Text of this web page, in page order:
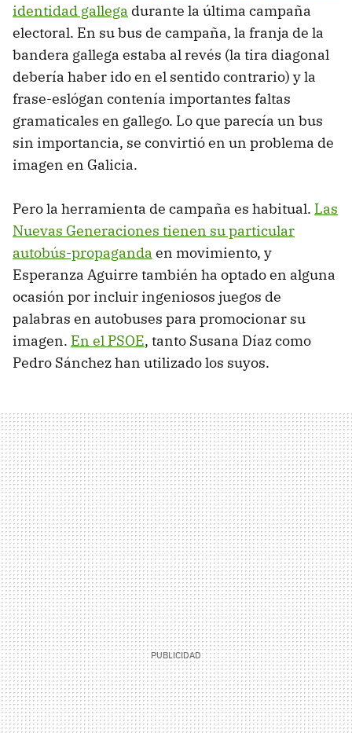
identidad gallega durante la última campaña
electoral. En su bus de campaña, la franja de la
bandera gallega estaba al revés (la tira diagonal
debería haber ido en el sentido contrario) y la
frase-eslógan contenía importantes faltas
gramaticales en gallego. Lo que parecía un bus
sin importancia, se convirtió en un problema de
imagen en Galicia.
Pero la herramienta de campaña es habitual. Las
Nuevas Generaciones tienen su particular
autobús-propaganda en movimiento, y
Esperanza Aguirre también ha optado en alguna
ocasión por incluir ingeniosos juegos de
palabras en autobuses para promocionar su
imagen. En el PSOE, tanto Susana Díaz como
Pedro Sánchez han utilizado los suyos.